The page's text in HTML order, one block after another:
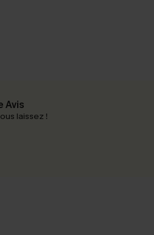
Avis
laissez !